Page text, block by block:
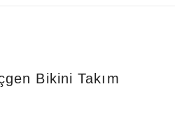
Bikini Takım